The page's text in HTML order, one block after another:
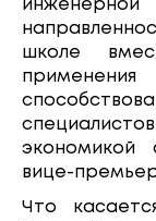
школе
экономикой
вице-
Что